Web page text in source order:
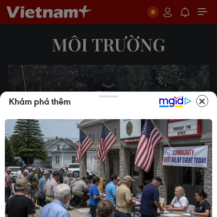
MÔI TRƯỜNG
Play
Video
Cá thể voi lớn xuất hiện gần
Khám phá thêm